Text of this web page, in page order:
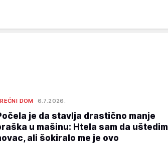
DOM 6.7.2026.
je da stavlja drastično manje
u mašinu: Htela sam da uštedim
ali šokiralo me je ovo